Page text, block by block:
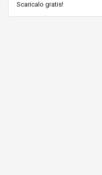
Scaricalo gratis!